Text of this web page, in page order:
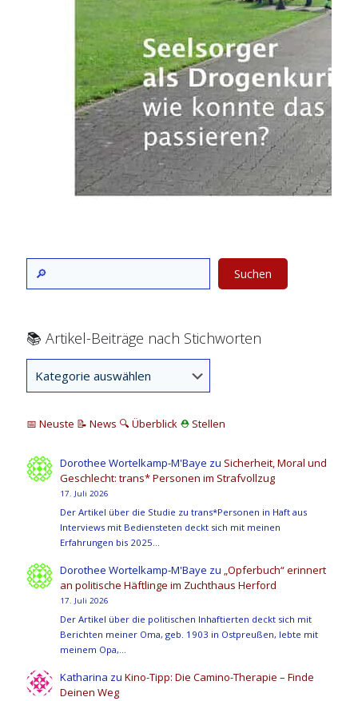
Suchen
📚 Artikel-Beiträge nach Stichworten
📅 Neuste 📝 News 🔍 Überblick ⛑ Stellen
Dorothee Wortelkamp-M'Baye zu Sicherheit, Moral und
Geschlecht: trans* Personen im Strafvollzug
17. Juli 2026
Der Artikel über die Studie zu trans*Personen in Haft aus
Interviews mit Bediensteten deckt sich mit meinen
Erfahrungen bis 2025…
Dorothee Wortelkamp-M'Baye zu „Opferbuch“ erinnert
an politische Häftlinge im Zuchthaus Herford
17. Juli 2026
Der Artikel über die politischen Inhaftierten deckt sich mit
Berichten meiner Oma, geb. 1903 in Ostpreußen, lebte mit
meinem Opa,…
Katharina zuKino-Tipp: Die Camino-Therapie – Finde
Deinen Weg